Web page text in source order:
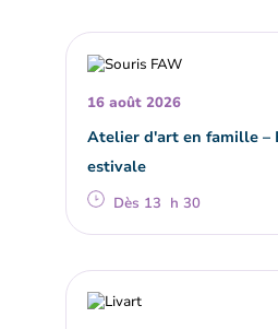
16 août 2026
Atelier d'art en famille –
estivale
Dès 13 h 30